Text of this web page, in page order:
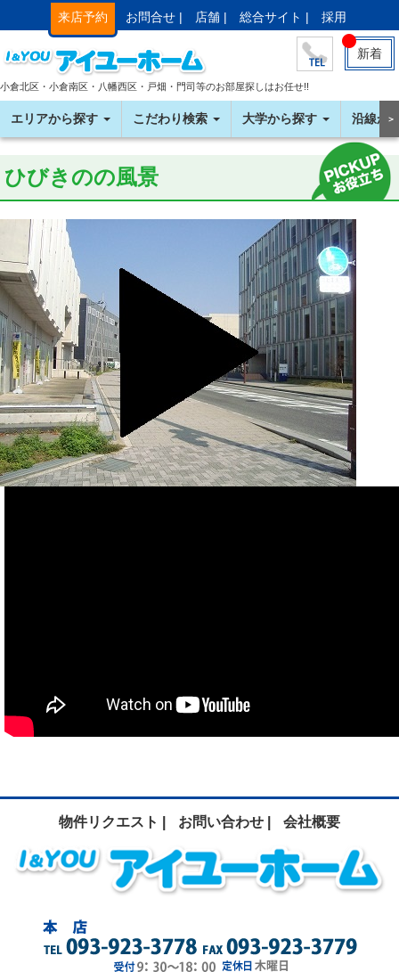
来店予約 お問合せ | 店舗 | 総合サイト | 採用
新着
小倉北区・小倉南区・八幡西区・戸畑・門司等のお部屋探しはお任せ!!
エリアから探す こだわり検索 大学から探す 沿線か＞
ひびきのの風景
物件リクエスト | お問い合わせ | 会社概要